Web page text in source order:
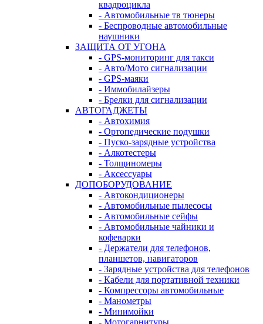
квадроцикла
- Автомобильные тв тюнеры
- Беспроводные автомобильные
наушники
ЗАЩИТА ОТ УГОНА
- GPS-мониторинг для такси
- Авто/Мото сигнализации
- GPS-маяки
- Иммобилайзеры
- Брелки для сигнализации
АВТОГАДЖЕТЫ
- Автохимия
- Ортопедические подушки
- Пуско-зарядные устройства
- Алкотестеры
- Толщиномеры
- Аксессуары
ДОПОБОРУДОВАНИЕ
- Автокондиционеры
- Автомобильные пылесосы
- Автомобильные сейфы
- Автомобильные чайники и
кофеварки
- Держатели для телефонов,
планшетов, навигаторов
- Зарядные устройства для телефонов
- Кабели для портативной техники
- Компрессоры автомобильные
- Манометры
- Минимойки
- Мотогарнитуры